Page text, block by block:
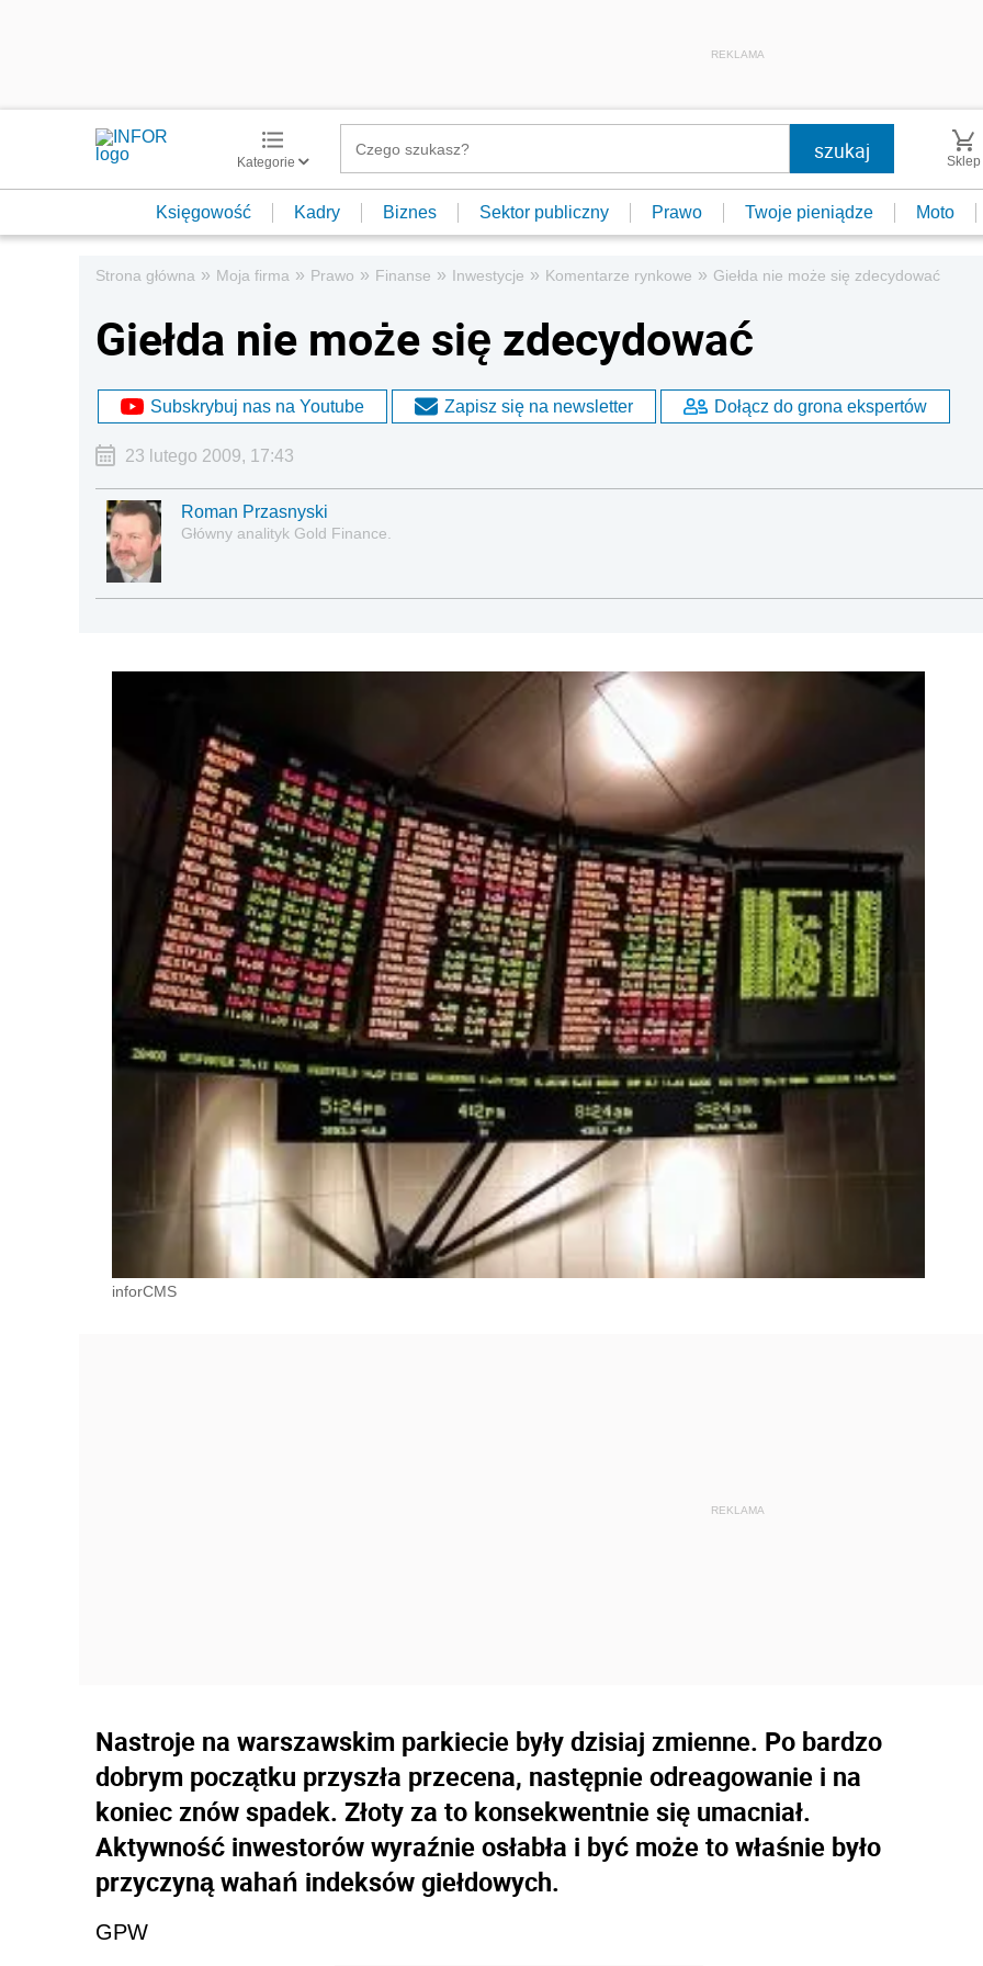
REKLAMA
Kategorie Sklep
Księgowość Kadry Biznes Sektor publiczny Prawo Twoje pieniądze Moto
Strona główna » Moja firma » Prawo » Finanse » Inwestycje » Komentarze rynkowe » Giełda nie może się zdecydować
Giełda nie może się zdecydować
Subskrybuj nas na Youtube Zapisz się na newsletter Dołącz do grona ekspertów
23 lutego 2009, 17:43
Roman Przasnyski
Główny analityk Gold Finance.
inforCMS
Nastroje na warszawskim parkiecie były dzisiaj zmienne. Po bardzo
dobrym początku przyszła przecena, następnie odreagowanie i na
koniec znów spadek. Złoty za to konsekwentnie się umacniał.
Aktywność inwestorów wyraźnie osłabła i być może to właśnie było
przyczyną wahań indeksów giełdowych.
GPW